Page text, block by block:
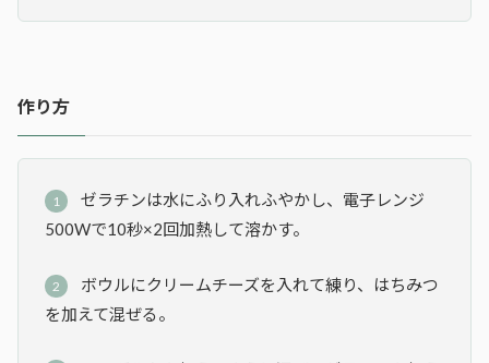
作り方
ゼラチンは水にふり入れふやかし、電子レンジ
500Wで10秒×2回加熱して溶かす。
ボウルにクリームチーズを入れて練り、はちみつ
を加えて混ぜる。